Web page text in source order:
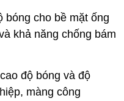
bóng cho bề mặt ống
khả năng chống bám
độ bóng và độ
màng công